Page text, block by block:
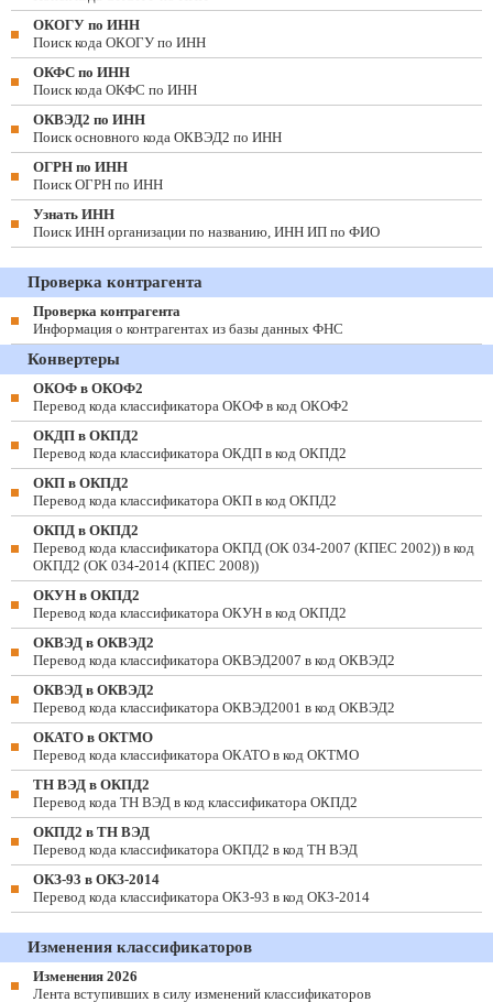
ОКОГУ по ИНН
Поиск кода ОКОГУ по ИНН
ОКФС по ИНН
Поиск кода ОКФС по ИНН
ОКВЭД2 по ИНН
Поиск основного кода ОКВЭД2 по ИНН
ОГРН по ИНН
Поиск ОГРН по ИНН
Узнать ИНН
Поиск ИНН организации по названию, ИНН ИП по ФИО
Проверка контрагента
Проверка контрагента
Информация о контрагентах из базы данных ФНС
Конвертеры
ОКОФ в ОКОФ2
Перевод кода классификатора ОКОФ в код ОКОФ2
ОКДП в ОКПД2
Перевод кода классификатора ОКДП в код ОКПД2
ОКП в ОКПД2
Перевод кода классификатора ОКП в код ОКПД2
ОКПД в ОКПД2
Перевод кода классификатора ОКПД (ОК 034-2007 (КПЕС 2002)) в код
ОКПД2 (ОК 034-2014 (КПЕС 2008))
ОКУН в ОКПД2
Перевод кода классификатора ОКУН в код ОКПД2
ОКВЭД в ОКВЭД2
Перевод кода классификатора ОКВЭД2007 в код ОКВЭД2
ОКВЭД в ОКВЭД2
Перевод кода классификатора ОКВЭД2001 в код ОКВЭД2
ОКАТО в ОКТМО
Перевод кода классификатора ОКАТО в код ОКТМО
ТН ВЭД в ОКПД2
Перевод кода ТН ВЭД в код классификатора ОКПД2
ОКПД2 в ТН ВЭД
Перевод кода классификатора ОКПД2 в код ТН ВЭД
ОКЗ-93 в ОКЗ-2014
Перевод кода классификатора ОКЗ-93 в код ОКЗ-2014
Изменения классификаторов
Изменения 2026
Лента вступивших в силу изменений классификаторов